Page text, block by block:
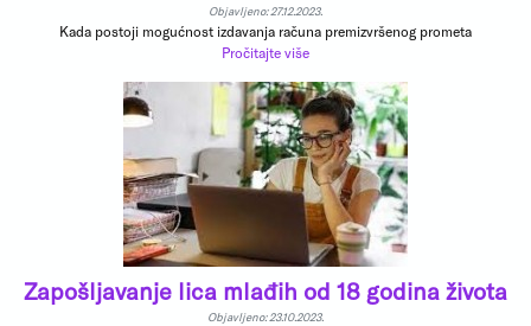
Objavljeno: 27.12.2023.
Kada postoji mogućnost izdavanja računa premizvršenog prometa
Pročitajte više
Zapošljavanje lica mlađih od 18 godina života
Objavljeno: 23.10.2023.